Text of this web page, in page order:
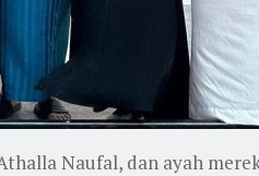
Naufal, dan ayah